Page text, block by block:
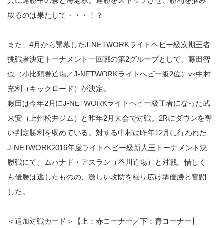
取るのは果たして・・・！？
また、4月から開幕したJ-NETWORKライトヘビー級次期王者
挑戦者決定トーナメント一回戦の第2グループとして、藤田智
也（小比類巻道場／J-NETWORKライトヘビー級2位）vs中村
充利（キックロード）が決定。
藤田は今年2月にJ-NETWORKライトヘビー級王者になった武
来安（上州松井ジム）と昨年2月大会で対戦。2Rにダウンを奪
い判定勝利を収めている。対する中村は昨年12月に行われた
J-NETWORK2016年度ライトヘビー級新人王トーナメント決
勝戦にて、ムハナド・アスラン（谷川道場）と対戦。惜しく
も優勝は逃したものの、激しい攻防を繰り広げ準優勝と奮闘
した。
＜追加対戦カード＞【上：赤コーナー／下：青コーナー】